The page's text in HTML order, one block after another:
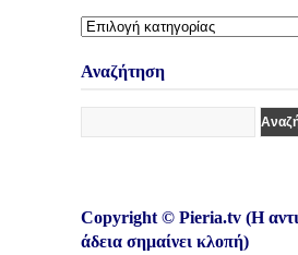
Διάφορες
Άρθρων
Αναζήτηση
Copyright © Pieria.tv (Η
άδεια σημαίνει κλοπή)